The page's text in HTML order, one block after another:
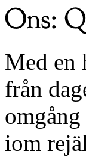
Med en
från
iom